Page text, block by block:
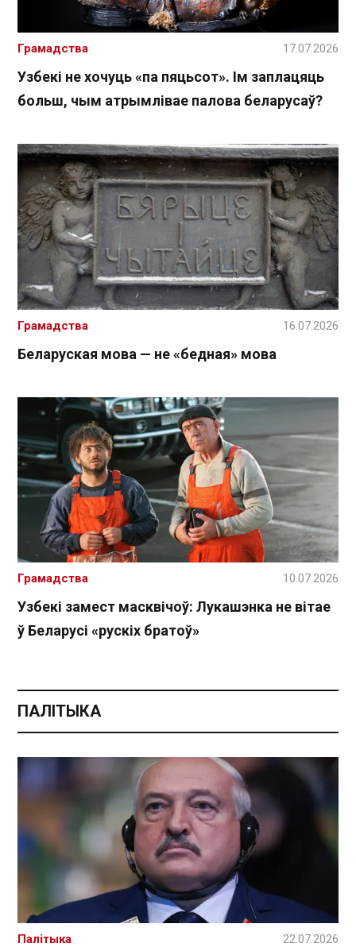
Узбекі не хочуць «па пяцьсот». Ім заплацяць
больш, чым атрымлівае палова беларусаў?
Грамадства 17.07.2026
Беларуская мова — не «бедная» мова
Грамадства 16.07.2026
Узбекі замест масквічоў: Лукашэнка не вітае
ў Беларусі «рускіх братоў»
Грамадства 10.07.2026
ПАЛІТЫКА
Палітыка 22.07.2026